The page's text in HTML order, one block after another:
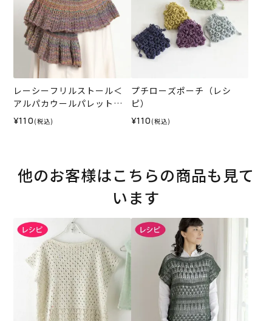
レーシーフリルストール＜
アルパカウールパレット＞
（レシピ）
¥110 (税込)
プチローズポーチ（レシ
ピ）
¥110 (税込)
他のお客様はこちらの商品も見て
います